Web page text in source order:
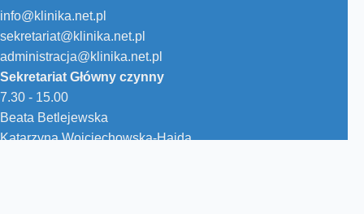
info@klinika.net.pl
sekretariat@klinika.net.pl
administracja@klinika.net.pl
Sekretariat Główny czynny
7.30 - 15.00
Beata Betlejewska
Katarzyna Wojciechowska-Hajda